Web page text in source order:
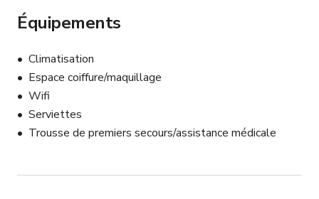
Équipements
Climatisation
Espace coiffure/maquillage
Wifi
Serviettes
Trousse de premiers secours/assistance médicale